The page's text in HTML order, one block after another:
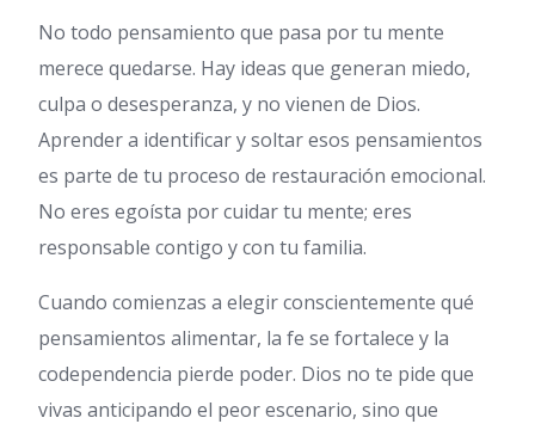
No todo pensamiento que pasa por tu mente
merece quedarse. Hay ideas que generan miedo,
culpa o desesperanza, y no vienen de Dios.
Aprender a identificar y soltar esos pensamientos
es parte de tu proceso de restauración emocional.
No eres egoísta por cuidar tu mente; eres
responsable contigo y con tu familia.
Cuando comienzas a elegir conscientemente qué
pensamientos alimentar, la fe se fortalece y la
codependencia pierde poder. Dios no te pide que
vivas anticipando el peor escenario, sino que